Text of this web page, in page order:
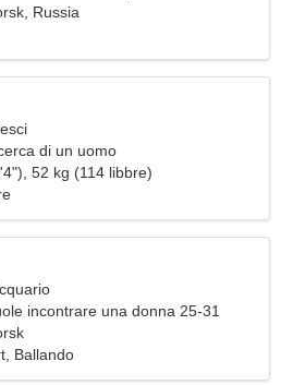
Russia
di un uomo
52 kg (114 libbre)
incontrare una donna 25-31
Ballando